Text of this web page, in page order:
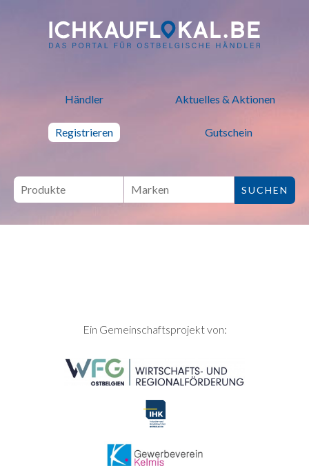
ich kauf lokal - Bei lokalen
Händler Aktuelles & Aktionen
Registrieren Gutschein
SEITENFUSSEin Gemeinschaftsprojekt von: